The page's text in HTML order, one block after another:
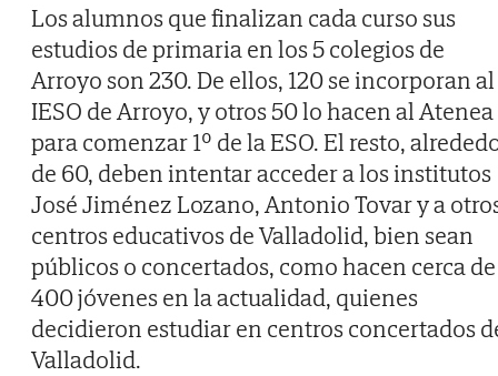
Los alumnos que finalizan cada curso sus
estudios de primaria en los 5 colegios de
Arroyo son 230. De ellos, 120 se incorporan al
IESO de Arroyo, y otros 50 lo hacen al Atenea
para comenzar 1º de la ESO. El resto,
de 60, deben intentar acceder a los institutos
José Jiménez Lozano, Antonio Tovar y a
centros educativos de Valladolid, bien sean
públicos o concertados, como hacen cerca de
400 jóvenes en la actualidad, quienes
decidieron estudiar en centros concertados
Valladolid.